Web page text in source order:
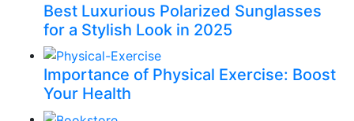
Best Luxurious Polarized Sunglasses
for a Stylish Look in 2025
Importance of Physical Exercise: Boost
Your Health